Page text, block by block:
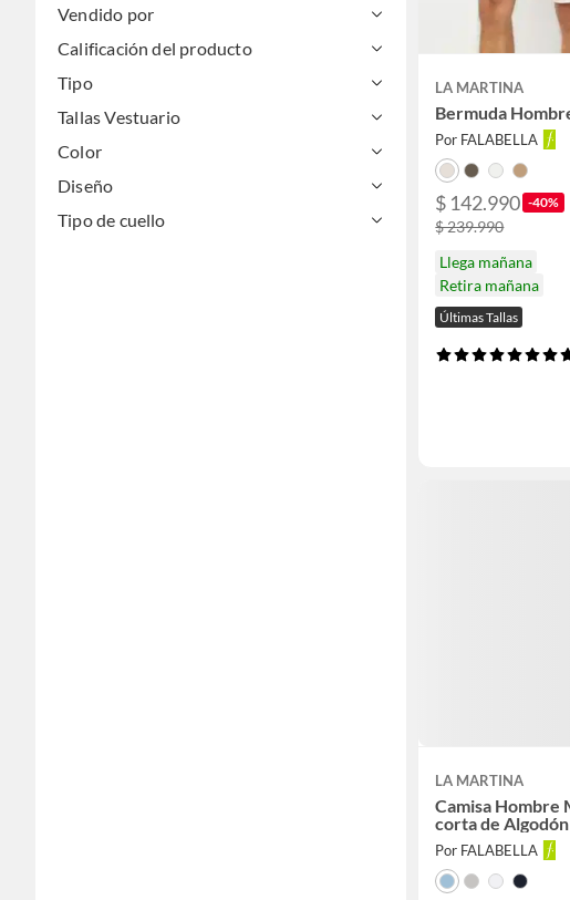
Vendido por
Calificación del producto
Tipo
Tallas Vestuario
Color
Diseño
Tipo de cuello
LA MARTINA
Bermuda
Por FALABELLA
$ 142.990 -40%
$ 239.990
Llega mañana
Retira mañana
Últimas Tallas
LA MARTINA
Camisa Hombre
corta de Algodón
Por FALABELLA